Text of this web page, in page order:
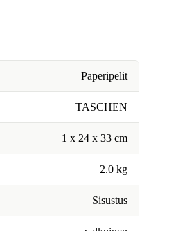
Paperipelit
TASCHEN
1 x 24 x 33 cm
2.0 kg
Sisustus